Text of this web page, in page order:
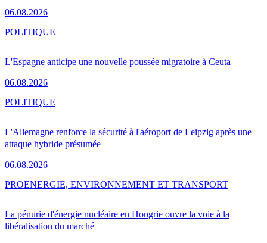
06.08.2026
L'Espagne anticipe une nouvelle poussée migratoire à Ceuta
06.08.2026
POLITIQUE
L'Allemagne renforce la sécurité à l'aéroport de Leipzig après une
attaque hybride présumée
06.08.2026
POLITIQUE
La pénurie d'énergie nucléaire en Hongrie ouvre la voie à la
libéralisation du marché
PROENERGIE, ENVIRONNEMENT ET TRANSPORT